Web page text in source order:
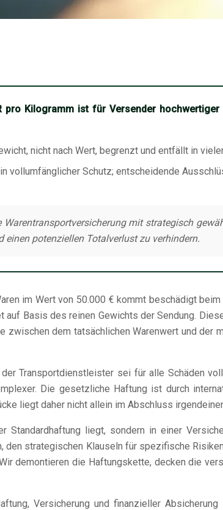
pro Kilogramm ist für Versender
nicht nach Wert, begrenzt und entfällt in
vollumfänglicher Schutz; entscheidende
mit strategisch
einen potenziellen Totalverlust zu verhindern.
im Wert von 50.000 € kommt beschädigt
auf Basis des reinen Gewichts der Sendung.
dem tatsächlichen Warenwert und
Transportdienstleister sei für alle Schäden
Die gesetzliche Haftung ist durch
liegt daher nicht allein im Abschluss
Standardhaftung liegt, sondern in einer
strategischen Klauseln für spezifische
demontieren die Haftungskette, decken die
Versicherung und finanzieller